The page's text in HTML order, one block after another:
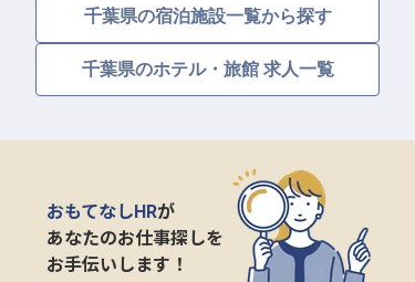
千葉県の宿泊施設一覧から探す
千葉県のホテル・旅館 求人一覧
おもてなしHRが
あなたのお仕事探しを
お手伝いします！